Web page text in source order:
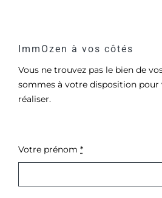
ImmOzen à vos côtés
Vous ne trouvez pas le bien de
sommes à votre disposition pour
réaliser.
Votre prénom *